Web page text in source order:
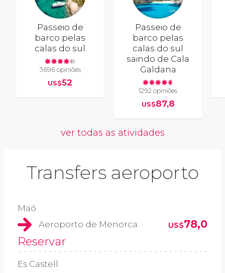
Passeio de
barco pelas
calas do sul
3696 opiniões
US$52
Passeio de
barco pelas
calas do sul
saindo de Cala
Galdana
1292 opiniões
US$87,8
ver todas as atividades
Transfers aeroporto
Maó
Aeroporto de Menorca
US$78,0
Reservar
Es Castell